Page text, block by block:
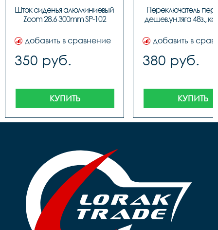
Шток сиденья алюминиевый
Zoom 28.6 300mm SP-102
добавить в сравнение
350 руб.
КУПИТЬ
Переключатель
дешев.ун.тяга 48з.,
добавить в
380 руб.
КУПИТЬ